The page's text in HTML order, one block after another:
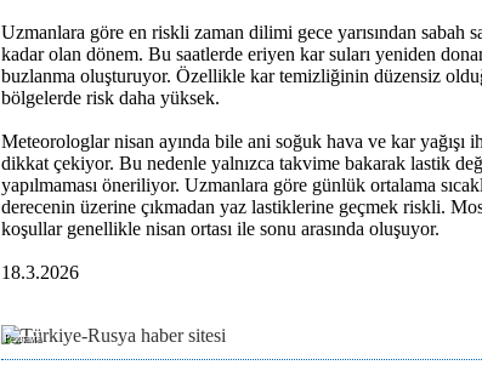
Uzmanlara göre en riskli zaman dilimi gece yarısından sabah
kadar olan dönem. Bu saatlerde eriyen kar suları yeniden
buzlanma oluşturuyor. Özellikle kar temizliğinin düzensiz
bölgelerde risk daha yüksek.
Meteorologlar nisan ayında bile ani soğuk hava ve kar yağışı
dikkat çekiyor. Bu nedenle yalnızca takvime bakarak lastik
yapılmaması öneriliyor. Uzmanlara göre günlük ortalama
derecenin üzerine çıkmadan yaz lastiklerine geçmek riskli.
koşullar genellikle nisan ortası ile sonu arasında oluşuyor.
18.3.2026
Реклама